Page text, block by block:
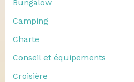
Bungalow
Camping
Charte
Conseil et équipements
Croisière